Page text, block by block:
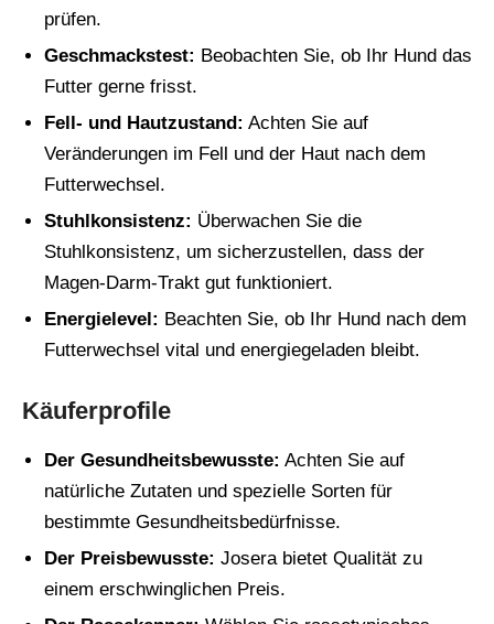
prüfen.
Geschmackstest: Beobachten Sie, ob Ihr Hund das
Futter gerne frisst.
Fell- und Hautzustand: Achten Sie auf
Veränderungen im Fell und der Haut nach dem
Futterwechsel.
Stuhlkonsistenz: Überwachen Sie die
Stuhlkonsistenz, um sicherzustellen, dass der
Magen-Darm-Trakt gut funktioniert.
Energielevel: Beachten Sie, ob Ihr Hund nach dem
Futterwechsel vital und energiegeladen bleibt.
Käuferprofile
Der Gesundheitsbewusste: Achten Sie auf
natürliche Zutaten und spezielle Sorten für
bestimmte Gesundheitsbedürfnisse.
Der Preisbewusste: Josera bietet Qualität zu
einem erschwinglichen Preis.